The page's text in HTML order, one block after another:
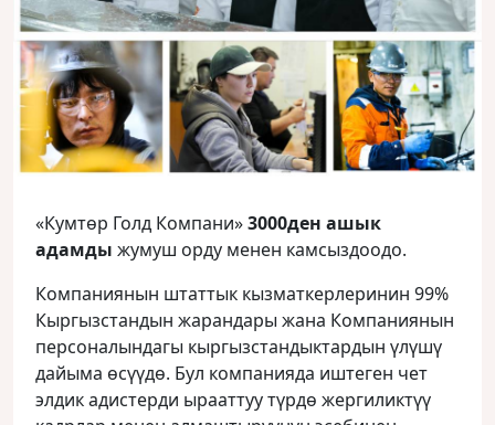
«Кумтөр Голд Компани»3000ден ашык
адамды жумуш орду менен камсыздоодо.
Компаниянын штаттык кызматкерлеринин 99%
Кыргызстандын жарандары жана Компаниянын
персоналындагы кыргызстандыктардын үлүшү
дайыма өсүүдө. Бул компанияда иштеген чет
элдик адистерди ырааттуу түрдө жергиликтүү